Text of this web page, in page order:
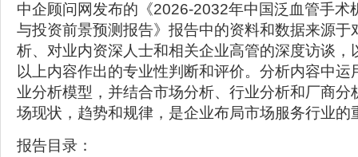
中企顾问网发布的《2026-2032年中国泛血管手术
与投资前景预测报告》报告中的资料和数据来源于
析、对业内资深人士和相关企业高管的深度访谈，
以上内容作出的专业性判断和评价。分析内容中运
业分析模型，并结合市场分析、行业分析和厂商分
场现状，趋势和规律，是企业布局市场服务行业的
报告目录：